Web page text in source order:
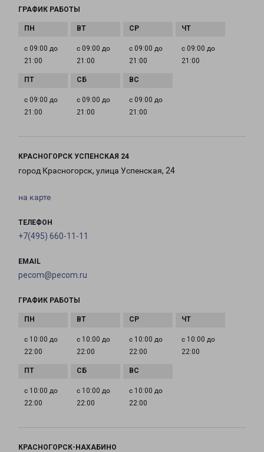
ГРАФИК РАБОТЫ
с 09:00 до
21:00
с 09:00 до
21:00
с 09:00 до
21:00
с 09:00 до
21:00
с 09:00 до
21:00
с 09:00 до
21:00
с 09:00 до
21:00
КРАСНОГОРСК УСПЕНСКАЯ 24
город Красногорск, улица Успенская, 24
на карте
ТЕЛЕФОН
+7(495) 660-11-11
EMAIL
pecom@pecom.ru
ГРАФИК РАБОТЫ
с 10:00 до
22:00
с 10:00 до
22:00
с 10:00 до
22:00
с 10:00 до
22:00
с 10:00 до
22:00
с 10:00 до
22:00
с 10:00 до
22:00
КРАСНОГОРСК-НАХАБИНО